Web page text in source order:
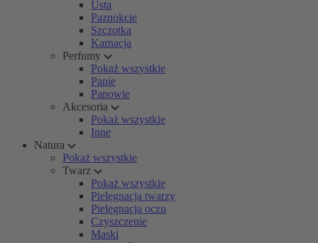
Usta
Paznokcie
Szczotka
Karnacja
Perfumy
Pokaż wszystkie
Panie
Panowie
Akcesoria
Pokaż wszystkie
Inne
Natura
Pokaż wszystkie
Twarz
Pokaż wszystkie
Pielęgnacja twarzy
Pielęgnacja oczu
Czyszczenie
Maski